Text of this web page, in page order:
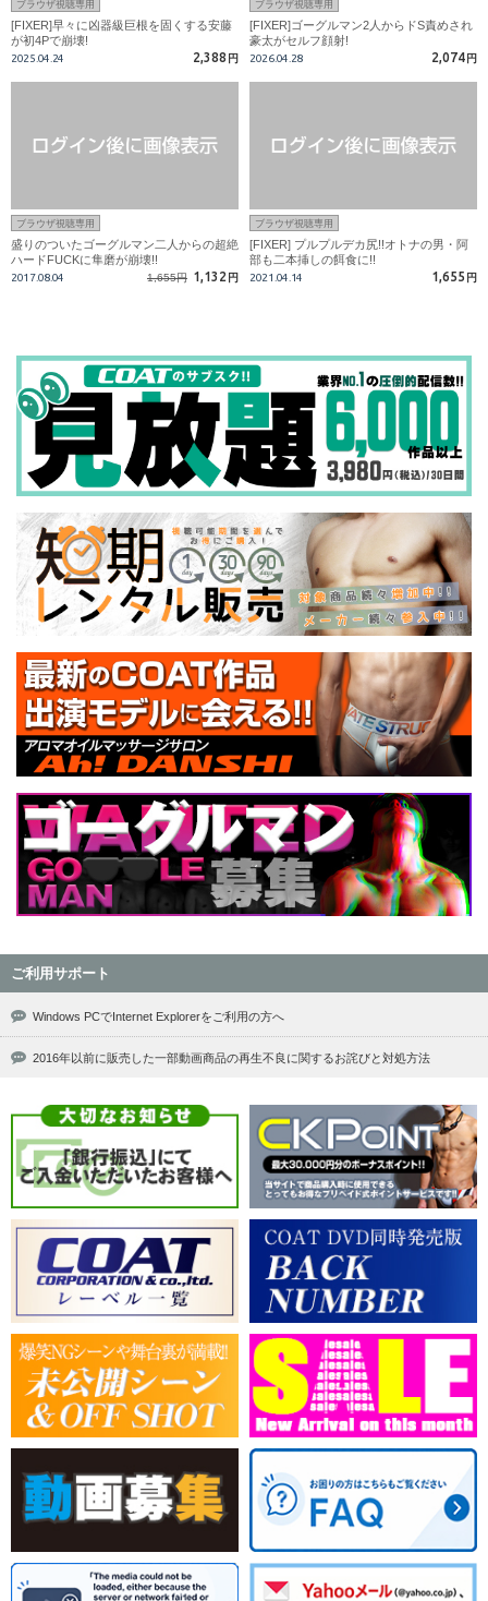
ブラウザ視聴専用
[FIXER]早々に凶器級巨根を固くする安藤
が初4Pで崩壊!
2025.04.24 2,388 円
ブラウザ視聴専用
[FIXER]ゴーグルマン2人からドS責めされ
豪太がセルフ顔射!
2026.04.28 2,074 円
ブラウザ視聴専用
盛りのついたゴーグルマン二人からの超絶
ハードFUCKに隼磨が崩壊!!
2017.08.04 1,655円 1,132 円
ブラウザ視聴専用
[FIXER] プルプルデカ尻!!オトナの男・阿
部も二本挿しの餌食に!!
2021.04.14 1,655 円
ご利用サポート
Windows PCでInternet Explorerをご利用の方へ
2016年以前に販売した一部動画商品の再生不良に関するお詫びと対処方法